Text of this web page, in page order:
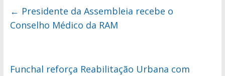
← Presidente da Assembleia recebe o
Conselho Médico da RAM
Funchal reforça Reabilitação Urbana com